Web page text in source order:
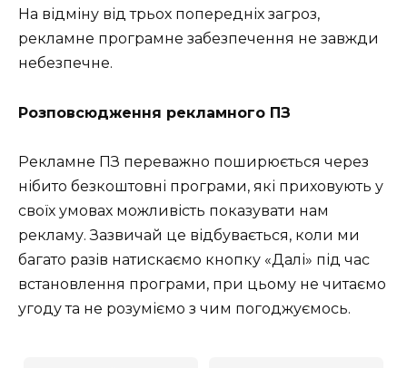
На відміну від трьох попередніх загроз,
рекламне програмне забезпечення не завжди
небезпечне.
Розповсюдження рекламного ПЗ
Рекламне ПЗ переважно поширюється через
нібито безкоштовні програми, які приховують у
своїх умовах можливість показувати нам
рекламу. Зазвичай це відбувається, коли ми
багато разів натискаємо кнопку «Далі» під час
встановлення програми, при цьому не читаємо
угоду та не розуміємо з чим погоджуємось.